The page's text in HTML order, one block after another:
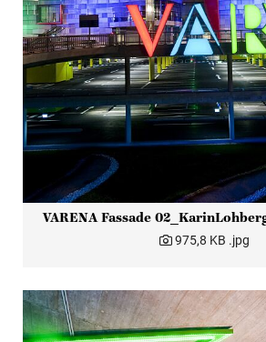
VARENA Fassade
975,8 KB .jpg